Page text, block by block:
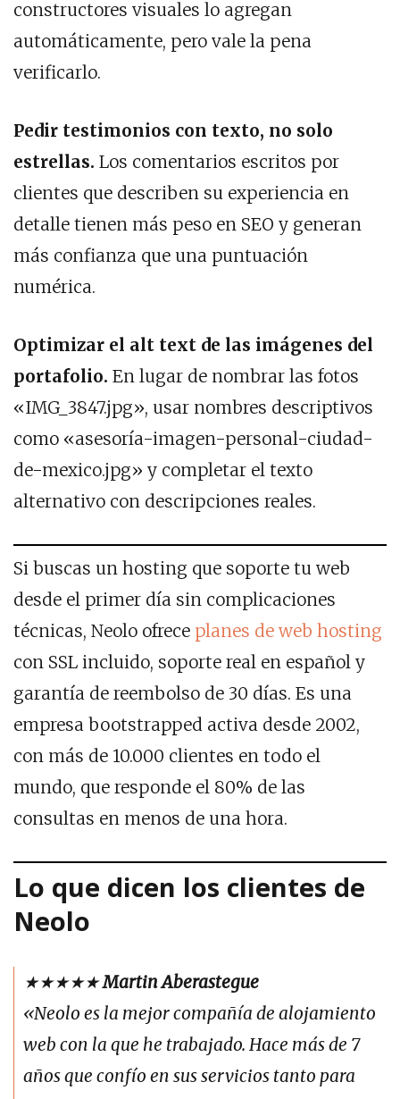
constructores visuales lo agregan
automáticamente, pero vale la pena
verificarlo.
Pedir testimonios con texto, no solo
estrellas. Los comentarios escritos por
clientes que describen su experiencia en
detalle tienen más peso en SEO y generan
más confianza que una puntuación
numérica.
Optimizar el alt text de las imágenes del
portafolio. En lugar de nombrar las fotos
«IMG_3847.jpg», usar nombres descriptivos
como «asesoría-imagen-personal-ciudad-
de-mexico.jpg» y completar el texto
alternativo con descripciones reales.
Si buscas un hosting que soporte tu web
desde el primer día sin complicaciones
técnicas, Neolo ofrece planes de web hosting
con SSL incluido, soporte real en español y
garantía de reembolso de 30 días. Es una
empresa bootstrapped activa desde 2002,
con más de 10.000 clientes en todo el
mundo, que responde el 80% de las
consultas en menos de una hora.
Lo que dicen los clientes de
Neolo
★★★★★Martin Aberastegue
«Neolo es la mejor compañía de alojamiento
web con la que he trabajado. Hace más de 7
años que confío en sus servicios tanto para